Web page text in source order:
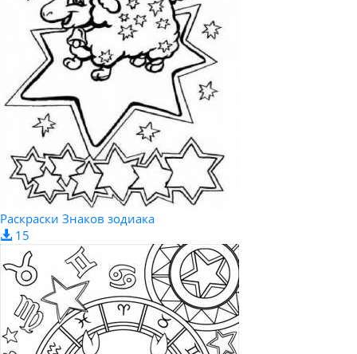
Раскраски Знаков зодиака
15